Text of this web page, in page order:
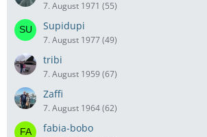
7. August 1971 (55)
Supidupi
7. August 1977 (49)
tribi
7. August 1959 (67)
Zaffi
7. August 1964 (62)
fabia-bobo